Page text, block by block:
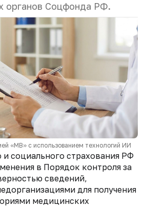
органов Соцфонда РФ.
«МВ» с использованием технологий ИИ
социального страхования РФ
в Порядок контроля за
сведений,
для получения
медицинских